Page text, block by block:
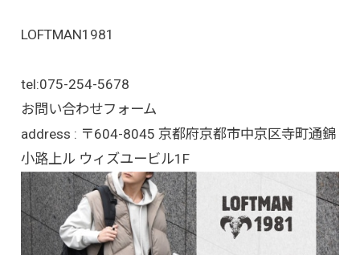
LOFTMAN1981
tel:075-254-5678
お問い合わせフォーム
address : 〒604-8045 京都府京都市中京区寺町通錦
小路上ル ウィズユービル1F